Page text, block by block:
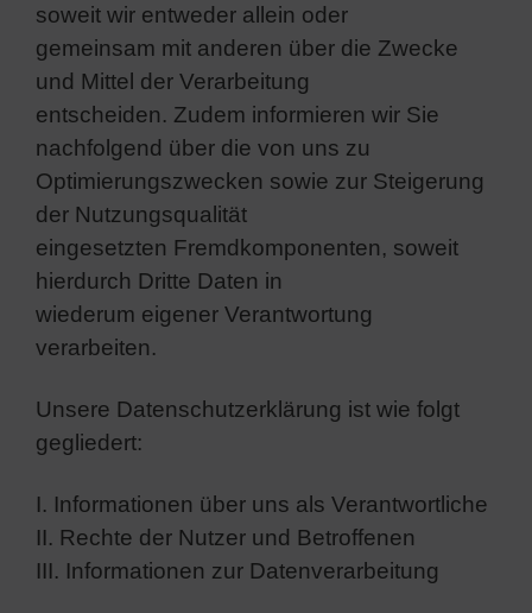
soweit wir entweder allein oder
gemeinsam mit anderen über die Zwecke
und Mittel der Verarbeitung
entscheiden. Zudem informieren wir Sie
nachfolgend über die von uns zu
Optimierungszwecken sowie zur Steigerung
der Nutzungsqualität
eingesetzten Fremdkomponenten, soweit
hierdurch Dritte Daten in
wiederum eigener Verantwortung
verarbeiten.
Unsere Datenschutzerklärung ist wie folgt
gegliedert:
I. Informationen über uns als Verantwortliche
II. Rechte der Nutzer und Betroffenen
III. Informationen zur Datenverarbeitung